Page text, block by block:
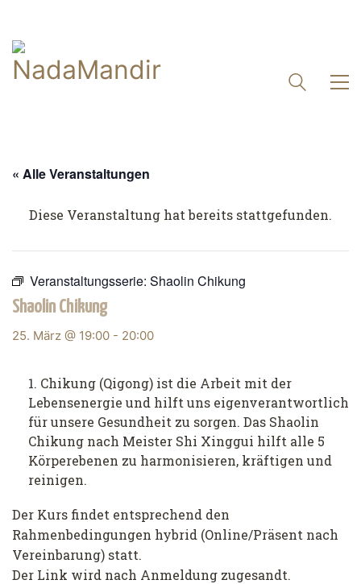
« Alle Veranstaltungen
Diese Veranstaltung hat bereits stattgefunden.
Veranstaltungsserie: Shaolin Chikung
Shaolin Chikung
25. März @ 19:00 - 20:00
Chikung (Qigong) ist die Arbeit mit der
Lebensenergie und hilft uns eigenverantwortlich
für unsere Gesundheit zu sorgen. Das Shaolin
Chikung nach Meister Shi Xinggui hilft alle 5
Körperebenen zu harmonisieren, kräftigen und
reinigen.
Der Kurs findet entsprechend den
Rahmenbedingungen hybrid (Online/Präsent nach
Vereinbarung) statt.
Der Link wird nach Anmeldung zugesandt.